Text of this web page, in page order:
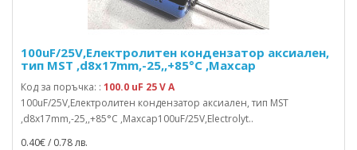
100uF/25V,Електролитен кондензатор аксиален,
тип MST ,d8x17mm,-25,,+85°C ,Maxcap
Код за поръчка: : 100.0 uF 25 V A
100uF/25V,Електролитен кондензатор аксиален, тип MST
,d8x17mm,-25,,+85°C ,Maxcap100uF/25V,Electrolyt..
0.40€ / 0.78 лв.